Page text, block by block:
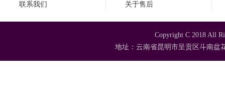
联系我们
关于售后
Copyright C 2018 All
地址：云南省昆明市呈贡区斗南盆